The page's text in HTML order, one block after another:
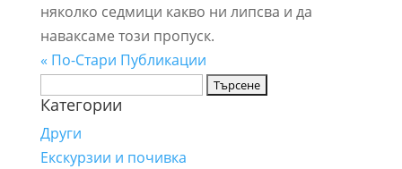
няколко седмици какво ни липсва и да
наваксаме този пропуск.
« По-Стари Публикации
за:
Категории
Други
Екскурзии и почивка